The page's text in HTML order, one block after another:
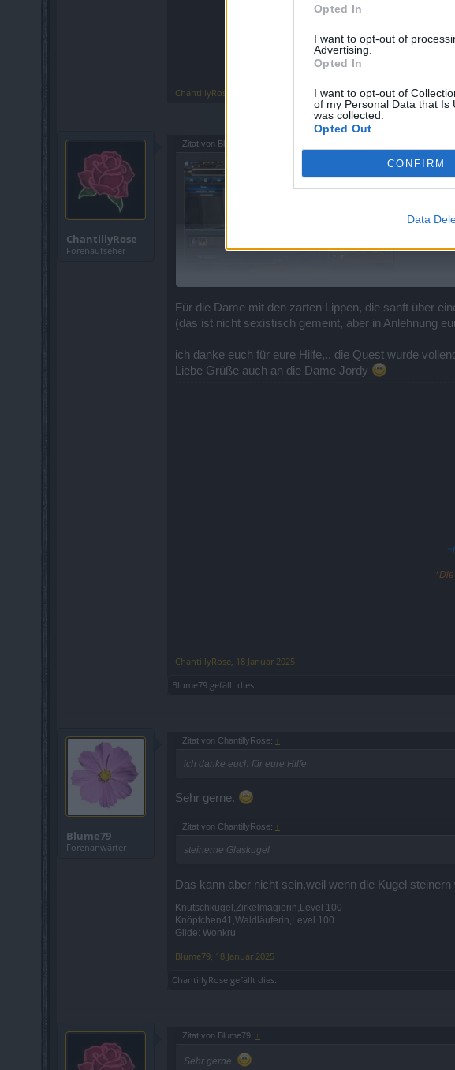
Opted In
I want to opt-out of
Advertising.
Opted In
I want to opt-out of
of my Personal Data that Is
was collected.
Opted Out
CONFIRM
Data
ChantillyRose
ChantillyRose
Forenaufseher
Zitat von Blume79:
Für die Dame mit den zarten Lippen, die sanft über
(das ist nicht sexistisch gemeint, aber in Anlehnung
ich danke euch für eure Hilfe,.. die Quest wurde
Liebe Grüße auch an die Dame Jordy
ChantillyRose 18 Januar 2025
Blume79 gefällt dies.
Blume79
Forenanwärter
Zitat von ChantillyRose: ↑
ich danke euch für eure Hilfe
Sehr gerne.
Zitat von ChantillyRose: ↑
steinerne Glaskugel
Das kann aber nicht sein,weil wenn die Kugel
Knutschkugel,Zirkelmagierin,Level 100
Knöpfchen41,Waldläuferin,Level 100
Gilde: Wonkru
Blume79 18 Januar 2025
ChantillyRose gefällt dies.
Zitat von Blume79: ↑
Sehr gerne.